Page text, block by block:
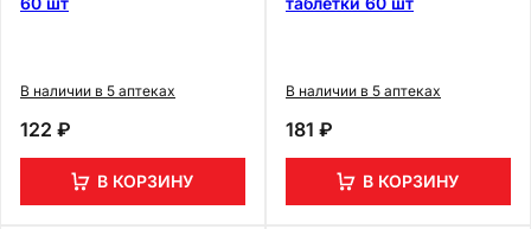
В наличии в 5 аптеках
122 ₽
В КОРЗИНУ
В наличии в 5 аптеках
181 ₽
В КОРЗИНУ